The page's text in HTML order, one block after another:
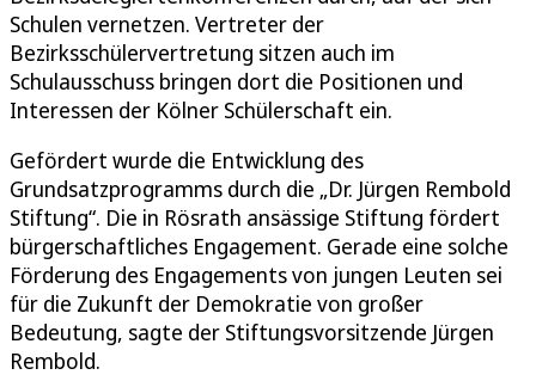
Schulen vernetzen. Vertreter der
Bezirksschülervertretung sitzen auch im
Schulausschuss bringen dort die Positionen und
Interessen der Kölner Schülerschaft ein.
Gefördert wurde die Entwicklung des
Grundsatzprogramms durch die „Dr. Jürgen Rembold
Stiftung“. Die in Rösrath ansässige Stiftung fördert
bürgerschaftliches Engagement. Gerade eine solche
Förderung des Engagements von jungen Leuten sei
für die Zukunft der Demokratie von großer
Bedeutung, sagte der Stiftungsvorsitzende Jürgen
Rembold.